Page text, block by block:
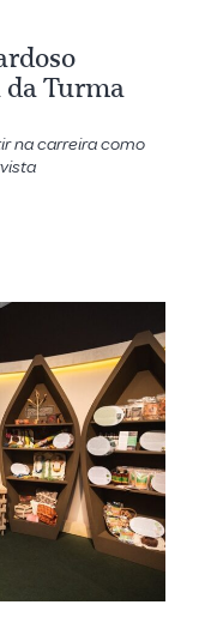
Turma
na carreira como